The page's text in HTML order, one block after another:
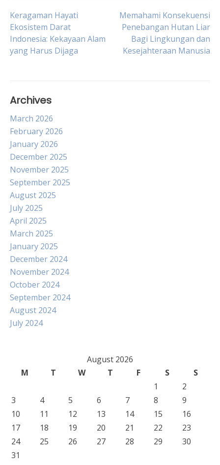
Post
navigation
Keragaman Hayati
Ekosistem Darat
Indonesia: Kekayaan Alam
yang Harus Dijaga
Memahami Konsekuensi
Penebangan Hutan Liar
Bagi Lingkungan dan
Kesejahteraan Manusia
Archives
March 2026
February 2026
January 2026
December 2025
November 2025
September 2025
August 2025
July 2025
April 2025
March 2025
January 2025
December 2024
November 2024
October 2024
September 2024
August 2024
July 2024
August 2026
M
T W T F S
S
1
2
3
4 5 6 7 8
9
10
11 12 13 14 15
16
17
18 19 20 21 22
23
24
25 26 27 28 29
30
31